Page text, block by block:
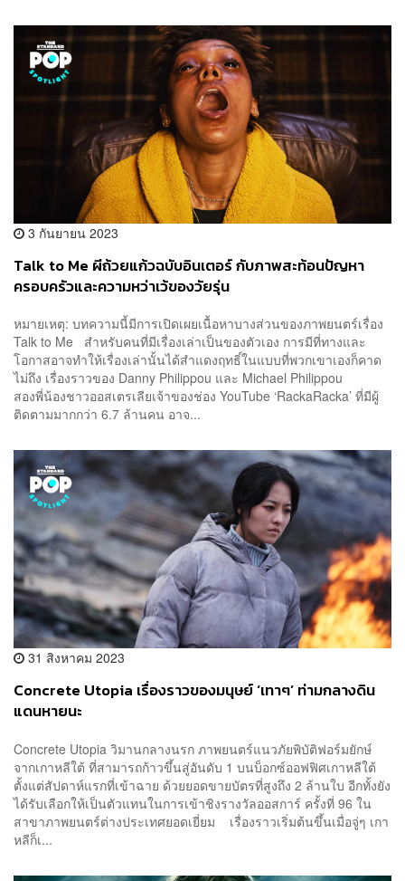
3 กันยายน 2023
Talk to Me ผีถ้วยแก้วฉบับอินเตอร์ กับภาพสะท้อนปัญหา
ครอบครัวและความหว่าเว้ของวัยรุ่น
หมายเหตุ: บทความนี้มีการเปิดเผยเนื้อหาบางส่วนของภาพยนตร์เรื่อง
Talk to Me สำหรับคนที่มีเรื่องเล่าเป็นของตัวเอง การมีที่ทางและ
โอกาสอาจทำให้เรื่องเล่านั้นได้สำแดงฤทธิ์ในแบบที่พวกเขาเองก็คาด
ไม่ถึง เรื่องราวของ Danny Philippou และ Michael Philippou
สองพี่น้องชาวออสเตรเลียเจ้าของช่อง YouTube ‘RackaRacka’ ที่มีผู้
ติดตามมากกว่า 6.7 ล้านคน อาจ...
31 สิงหาคม 2023
Concrete Utopia เรื่องราวของมนุษย์ ‘เทาๆ’ ท่ามกลางดิน
แดนหายนะ
Concrete Utopia วิมานกลางนรก ภาพยนตร์แนวภัยพิบัติฟอร์มยักษ์
จากเกาหลีใต้ ที่สามารถก้าวขึ้นสู่อันดับ 1 บนบ็อกซ์ออฟฟิศเกาหลีใต้
ตั้งแต่สัปดาห์แรกที่เข้าฉาย ด้วยยอดขายบัตรที่สูงถึง 2 ล้านใบ อีกทั้งยัง
ได้รับเลือกให้เป็นตัวแทนในการเข้าชิงรางวัลออสการ์ ครั้งที่ 96 ใน
สาขาภาพยนตร์ต่างประเทศยอดเยี่ยม เรื่องราวเริ่มต้นขึ้นเมื่อจู่ๆ เกา
หลีก็เ...